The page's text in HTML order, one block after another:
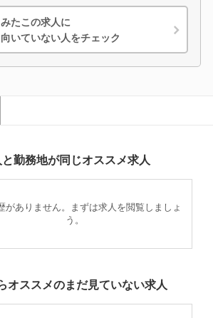
たこの求人に
いていない人をチェック
と勤務地が同じオススメ求人
がありません。まずは求人を閲覧しましょ
う。
オススメのまだ見ていない求人